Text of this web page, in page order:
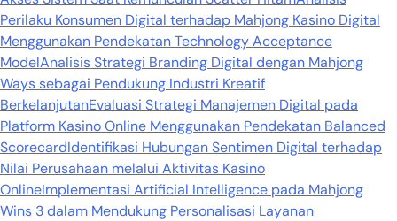
Perilaku Konsumen Digital terhadap Mahjong Kasino Digital
Menggunakan Pendekatan Technology Acceptance
ModelAnalisis Strategi Branding Digital dengan Mahjong
Ways sebagai Pendukung Industri Kreatif
BerkelanjutanEvaluasi Strategi Manajemen Digital pada
Platform Kasino Online Menggunakan Pendekatan Balanced
ScorecardIdentifikasi Hubungan Sentimen Digital terhadap
Nilai Perusahaan melalui Aktivitas Kasino
OnlineImplementasi Artificial Intelligence pada Mahjong
Wins 3 dalam Mendukung Personalisasi Layanan